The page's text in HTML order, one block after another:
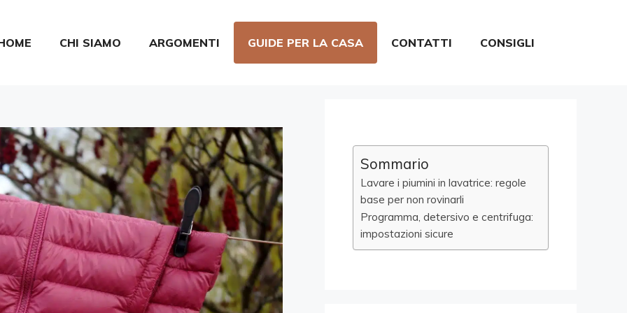
CHI SIAMO ARGOMENTI GUIDE PER LA CASA CONTATTI CONSIGLI
Sommario
Lavare i piumini in lavatrice: regole
base per non rovinarli
Programma, detersivo e centrifuga:
impostazioni sicure